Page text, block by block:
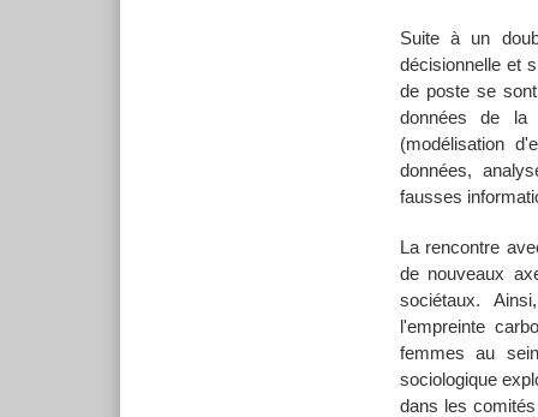
Suite à un
décisionnelle et
de poste se
données de la
(modélisation
données,
fausses
La rencontre
de nouveaux
sociétaux.
l'empreinte
femmes au
sociologique
dans les